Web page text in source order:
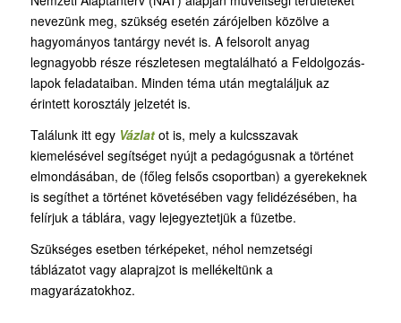
nevezünk meg, szükség esetén zárójelben közölve a
hagyományos tantárgy nevét is. A felsorolt anyag
legnagyobb része részletesen megtalálható a Feldolgozás-
lapok feladataiban. Minden téma után megtaláljuk az
érintett korosztály jelzetét is.
Találunk itt egy Vázlat ot is, mely a kulcsszavak
kiemelésével segítséget nyújt a pedagógusnak a történet
elmondásában, de (főleg felsős csoportban) a gyerekeknek
is segíthet a történet követésében vagy felidézésében, ha
felírjuk a táblára, vagy lejegyeztetjük a füzetbe.
Szükséges esetben térképeket, néhol nemzetségi
táblázatot vagy alaprajzot is mellékeltünk a
magyarázatokhoz.